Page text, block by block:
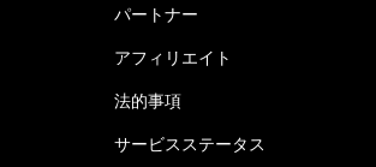
パートナー
アフィリエイト
法的事項
サービスステータス